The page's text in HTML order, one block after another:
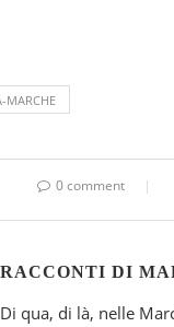
MARCHE
0 comment
RACCONTI DI
Di qua, di là, nelle